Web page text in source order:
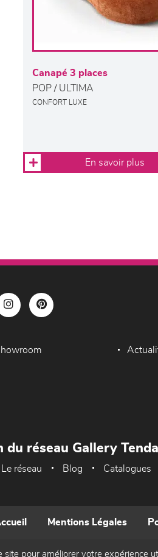
Canapé 3 places
POP / ULTIMA
CONFORT LUXE
En savoir plus
du réseau Gallery
Le réseau Blog Catalogues
Mentions Légales
site pour améliorer votre expérience